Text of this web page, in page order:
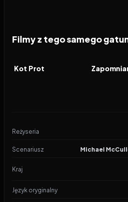
Filmy z tego samego
FILM
Kot Prot FILM
Reżyseria
Scenariusz Michael
Kraj
Język oryginalny